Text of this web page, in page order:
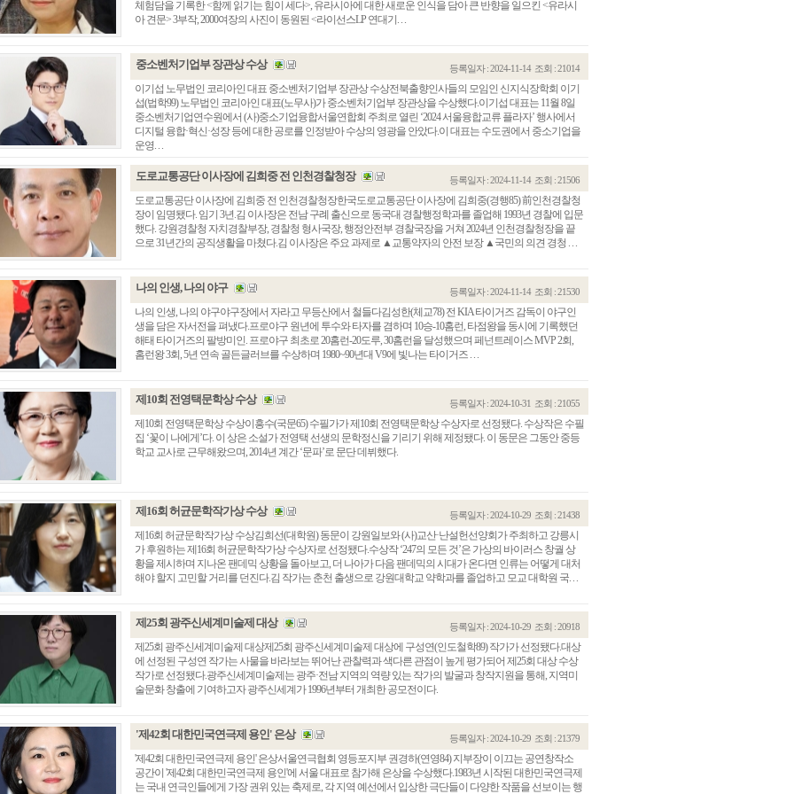
총동창회 소식
모교 소식
언론에 비친 동국
동창회보
포토뉴스
영상갤러리
동문동정
동국의 창
경조사
이달의 시
회관건립기금 기부자
장학발전기금 기부자
공지사항
자유게시판
연락처 수정
동국의료원 혜택
만해마을 할인 혜택
지부지회 링크
체험담을 기록한 <함께 읽기는 힘이 세다>, 유라시아에 대한 새로운 인식을 담아 큰 반향을 일으킨 <유라시
아 견문> 3부작, 2000여장의 사진이 동원된 <라이선스LP 연대기. . .
중소벤처기업부 장관상 수상 등록일자 : 2024-11-14 조회 : 21014
이기섭 노무법인 코리아인 대표 중소벤처기업부 장관상 수상전북출향인사들의 모임인 신지식장학회 이기
섭(법학99) 노무법인 코리아인 대표(노무사)가 중소벤처기업부 장관상을 수상했다.이기섭 대표는 11월 8일
중소벤처기업연수원에서 (사)중소기업융합서울연합회 주최로 열린 ‘2024 서울융합교류 플라자’ 행사에서
디지털 융합·혁신·성장 등에 대한 공로를 인정받아 수상의 영광을 안았다.이 대표는 수도권에서 중소기업을
운영. . .
도로교통공단 이사장에 김희중 전 인천경찰청장 등록일자 : 2024-11-14 조회 : 21506
도로교통공단 이사장에 김희중 전 인천경찰청장한국도로교통공단 이사장에 김희중(경행85) 前인천경찰청
장이 임명됐다. 임기 3년.김 이사장은 전남 구례 출신으로 동국대 경찰행정학과를 졸업해 1993년 경찰에 입문
했다. 강원경찰청 자치경찰부장, 경찰청 형사국장, 행정안전부 경찰국장을 거쳐 2024년 인천경찰청장을 끝
으로 31년간의 공직생활을 마쳤다.김 이사장은 주요 과제로 ▲교통약자의 안전 보장 ▲국민의 의견 경청 . . .
나의 인생, 나의 야구 등록일자 : 2024-11-14 조회 : 21530
나의 인생, 나의 야구야구장에서 자라고 무등산에서 철들다김성한(체교78) 전 KIA 타이거즈 감독이 야구인
생을 담은 자서전을 펴냈다.프로야구 원년에 투수와 타자를 겸하며 10승-10홈런, 타점왕을 동시에 기록했던
해태 타이거즈의 팔방미인. 프로야구 최초로 20홈런-20도루, 30홈런을 달성했으며 페넌트레이스 MVP 2회,
홈런왕 3회, 5년 연속 골든글러브를 수상하며 1980~90년대 V9에 빛나는 타이거즈 . . .
제10회 전영택문학상 수상 등록일자 : 2024-10-31 조회 : 21055
제10회 전영택문학상 수상이흥수(국문65) 수필가가 제10회 전영택문학상 수상자로 선정됐다. 수상작은 수필
집 ‘꽃이 나에게’다. 이 상은 소설가 전영택 선생의 문학정신을 기리기 위해 제정됐다. 이 동문은 그동안 중등
학교 교사로 근무해왔으며, 2014년 계간 ‘문파’로 문단 데뷔했다.
제16회 허균문학작가상 수상 등록일자 : 2024-10-29 조회 : 21438
제16회 허균문학작가상 수상김희선(대학원) 동문이 강원일보와 (사)교산·난설헌선양회가 주최하고 강릉시
가 후원하는 제16회 허균문학작가상 수상자로 선정됐다.수상작 ‘247의 모든 것’은 가상의 바이러스 창궐 상
황을 제시하며 지나온 팬데믹 상황을 돌아보고, 더 나아가 다음 팬데믹의 시대가 온다면 인류는 어떻게 대처
해야 할지 고민할 거리를 던진다.김 작가는 춘천 출생으로 강원대학교 약학과를 졸업하고 모교 대학원 국. . .
제25회 광주신세계미술제 대상 등록일자 : 2024-10-29 조회 : 20918
제25회 광주신세계미술제 대상제25회 광주신세계미술제 대상에 구성연(인도철학89) 작가가 선정됐다.대상
에 선정된 구성연 작가는 사물을 바라보는 뛰어난 관찰력과 색다른 관점이 높게 평가되어 제25회 대상 수상
작가로 선정됐다.광주신세계미술제는 광주·전남 지역의 역량 있는 작가의 발굴과 창작지원을 통해, 지역미
술문화 창출에 기여하고자 광주신세계가 1996년부터 개최한 공모전이다.
'제42회 대한민국연극제 용인' 은상 등록일자 : 2024-10-29 조회 : 21379
'제42회 대한민국연극제 용인' 은상서울연극협회 영등포지부 권경하(연영84) 지부장이 이끄는 공연창작소
공간이 '제42회 대한민국연극제 용인'에 서울 대표로 참가해 은상을 수상했다.1983년 시작된 대한민국연극제
는 국내 연극인들에게 가장 권위 있는 축제로, 각 지역 예선에서 입상한 극단들이 다양한 작품을 선보이는 행